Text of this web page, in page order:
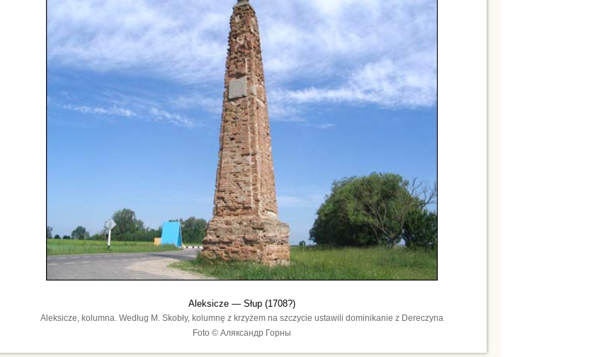
Aleksicze — Słup (1708?)
Aleksicze, kolumna. Według M. Skobły, kolumnę z krzyżem na szczycie ustawili dominikanie z Dereczyna
Foto © Аляксандр Горны